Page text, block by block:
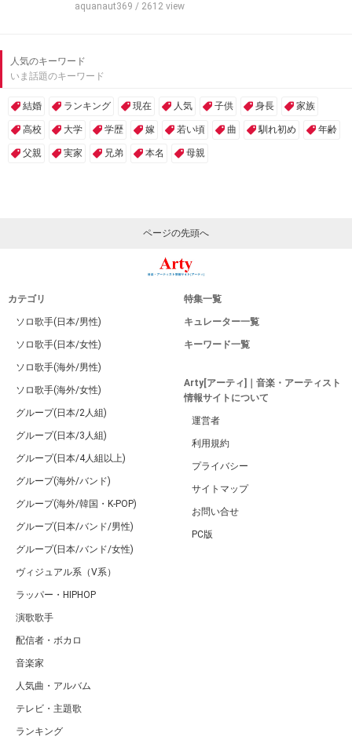
aquanaut369 / 2612 view
人気のキーワード
いま話題のキーワード
結婚 ランキング 現在 人気 子供 身長 家族
高校 大学 学歴 嫁 若い頃 曲 馴れ初め 年齢
父親 実家 兄弟 本名 母親
ページの先頭へ
カテゴリ
ソロ歌手(日本/男性)
ソロ歌手(日本/女性)
ソロ歌手(海外/男性)
ソロ歌手(海外/女性)
グループ(日本/2人組)
グループ(日本/3人組)
グループ(日本/4人組以上)
グループ(海外/バンド)
グループ(海外/韓国・K-POP)
グループ(日本/バンド/男性)
グループ(日本/バンド/女性)
ヴィジュアル系（V系）
ラッパー・HIPHOP
演歌歌手
配信者・ボカロ
音楽家
人気曲・アルバム
テレビ・主題歌
ランキング
特集一覧
キュレーター一覧
キーワード一覧
Arty[アーティ]｜音楽・アーティスト
情報サイトについて
運営者
利用規約
プライバシー
サイトマップ
お問い合せ
PC版